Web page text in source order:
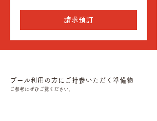
請求預訂
​​プール利用の方にご持参いただく準備物
​ご参考にぜひご覧ください。